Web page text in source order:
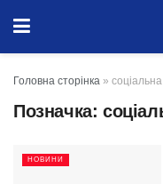
Головна сторінка »
Позначка:
НОВИНИ